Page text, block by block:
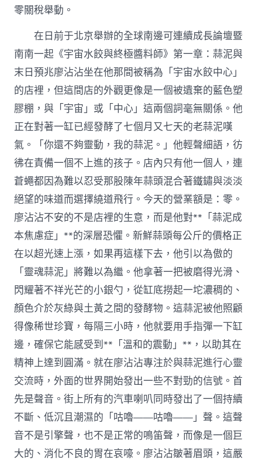
建
交
國
周
全
實
行
零
關
稅，
台
包
養
網
站
多
位
非
洲
人
士
如
許
說〉
中
零關稅舉動。
在日前于北京舉辦的全球南邊可連續成長論壇暨
南南一起《宇宙水餃與終極醬料師》第一章：蒜泥與
末日預兆廖沾沾坐在他那間被稱為「宇宙水餃中心」
的店裡，但這間店的外觀更像是一個被遺棄的藍色塑
膠棚，與「宇宙」或「中心」這兩個詞毫無關係。他
正在對著一缸已經發酵了七個月又七天的老蒜泥嘆
氣。「你還不夠靈動，我的蒜泥。」他輕聲細語，彷
彿在責備一個不上進的孩子。店內只有他一個人，連
蒼蠅都因為難以忍受那股陳年蒜頭混合著鐵鏽與淡淡
絕望的味道而選擇繞道飛行。今天的營業額是：零。
廖沾沾不安的不是店裡的生意，而是他對**「蒜泥成
本焦慮症」**的深層恐懼。新鮮蒜頭每公斤的價格正
在以超光速上漲，如果再這樣下去，他引以為傲的
「靈魂蒜泥」將難以為繼。他拿著一把被磨得光滑、
閃耀著不祥光芒的小銀勺，從缸底撈起一坨濃稠的、
顏色介於灰綠與土黃之間的發酵物。這蒜泥被他照顧
得像稀世珍寶，每隔三小時，他就要用手指彈一下缸
邊，確保它能感受到**「溫和的震動」**，以助其在
精神上達到圓滿。就在廖沾沾專注於與蒜泥進行心靈
交流時，外面的世界開始發出一些不對勁的信號。首
先是聲音。街上所有的汽車喇叭同時發出了一個持續
不斷、低沉且潮濕的「咕嚕——咕嚕——」聲。這聲
音不是引擎聲，也不是正常的鳴笛聲，而像是一個巨
大的、消化不良的胃在哀嚎。廖沾沾皺著眉頭，這嚴